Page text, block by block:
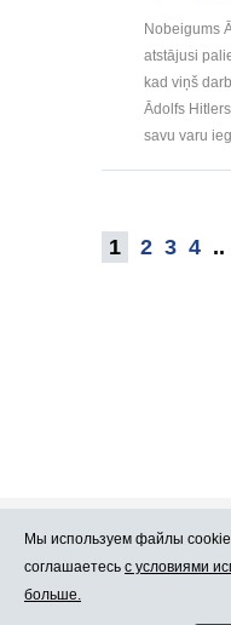
Nobeigums
atstājusi
kad viņš
Ādolfs
savu varu
1 2 3 4 ..
Про
Мы используем файлы
соглашаетесь с условиями
больше.